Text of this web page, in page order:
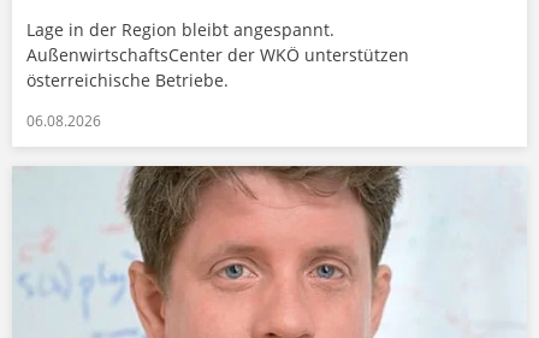
Lage in der Region bleibt angespannt.
AußenwirtschaftsCenter der WKÖ unterstützen
österreichische Betriebe.
06.08.2026